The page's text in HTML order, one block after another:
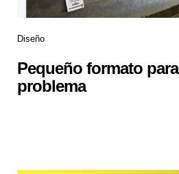
Diseño
Pequeño formato
problema